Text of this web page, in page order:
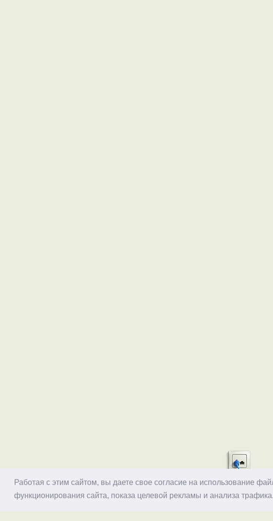
Работая с этим сайтом, вы даете свое согласие на использование
функционирования сайта, показа целевой рекламы и анализа
© 1998–2026 Alex Exler